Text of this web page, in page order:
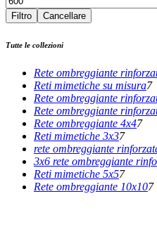
Filtro Cancellare
Tutte le collezioni
Rete ombreggiante
Reti mimetiche su misura7
Rete ombreggiante
Rete ombreggiante
Rete ombreggiante 4x47
Reti mimetiche 3x37
rete ombreggiante
3x6 rete ombreggiante
Reti mimetiche 5x57
Rete ombreggiante 10x107